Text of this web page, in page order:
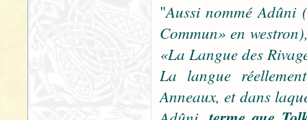
"Aussi nommé Adûni
Commun» en
«La Langue des
La langue
Anneaux, et dans